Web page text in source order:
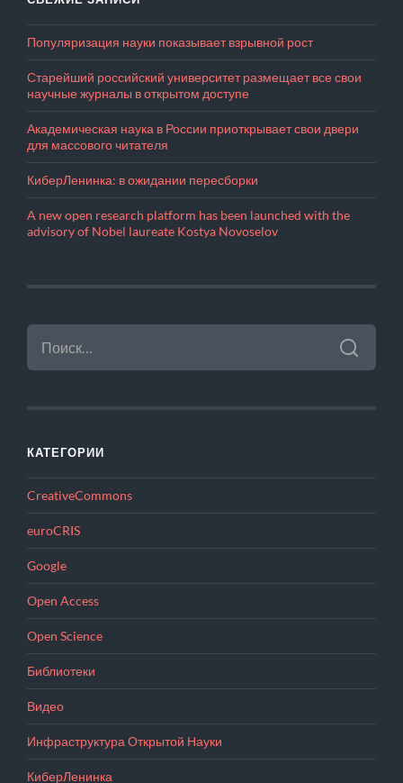
Популяризация науки показывает взрывной рост
Старейший российский университет размещает все свои
научные журналы в открытом доступе
Академическая наука в России приоткрывает свои двери
для массового читателя
КиберЛенинка: в ожидании пересборки
A new open research platform has been launched with the
advisory of Nobel laureate Kostya Novoselov
НАЙТИ:
КАТЕГОРИИ
CreativeCommons
euroCRIS
Google
Open Access
Open Science
Библиотеки
Видео
Инфраструктура Открытой Науки
КиберЛенинка